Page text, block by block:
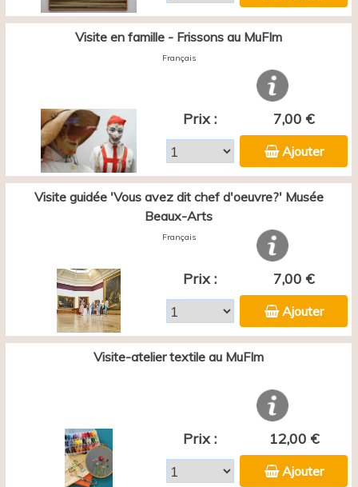
Visite en famille - Frissons au MuFIm
Français
Prix : 7,00 €
Ajouter
Visite guidée 'Vous avez dit chef d'oeuvre?' Musée
Beaux-Arts
Français
Prix : 7,00 €
Ajouter
Visite-atelier textile au MuFIm
Prix : 12,00 €
Ajouter